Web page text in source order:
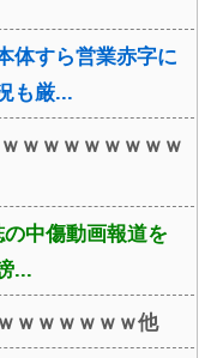
体すら営業赤字に
も厳...
ｗｗｗｗｗｗｗｗ
の中傷動画報道を
...
ｗｗｗｗｗｗ他